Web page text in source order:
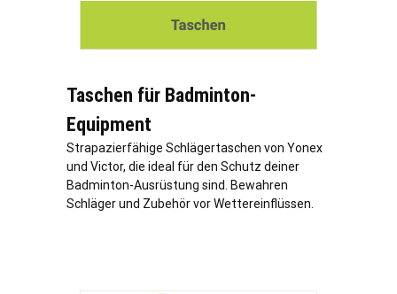
Taschen für Badminton-
Equipment
Strapazierfähige Schlägertaschen von Yonex
und Victor, die ideal für den Schutz deiner
Badminton-Ausrüstung sind. Bewahren
Schläger und Zubehör vor Wettereinflüssen.